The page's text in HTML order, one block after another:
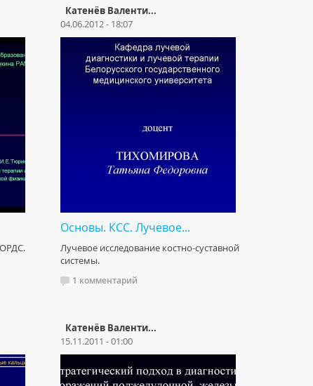
ОРДС.
Катенёв Валенти...
04.06.2012 - 18:07
Основы. КСС. Лучевое...
Лучевое исследование костно-суставной
системы.
1 комментарий
Катенёв Валенти...
15.11.2011 - 01:00